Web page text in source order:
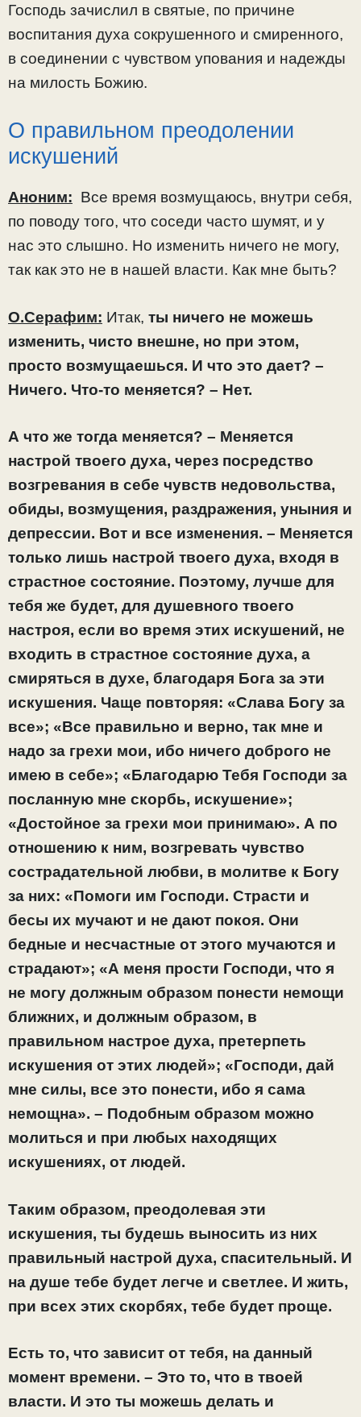
Господь зачислил в святые, по причине
воспитания духа сокрушенного и смиренного,
в соединении с чувством упования и надежды
на милость Божию.
О правильном преодолении
искушений
Аноним: Все время возмущаюсь, внутри себя,
по поводу того, что соседи часто шумят, и у
нас это слышно. Но изменить ничего не могу,
так как это не в нашей власти. Как мне быть?
О.Серафим: Итак, ты ничего не можешь
изменить, чисто внешне, но при этом,
просто возмущаешься. И что это дает? –
Ничего. Что-то меняется? – Нет.
А что же тогда меняется? – Меняется
настрой твоего духа, через посредство
возгревания в себе чувств недовольства,
обиды, возмущения, раздражения, уныния и
депрессии. Вот и все изменения. – Меняется
только лишь настрой твоего духа, входя в
страстное состояние. Поэтому, лучше для
тебя же будет, для душевного твоего
настроя, если во время этих искушений, не
входить в страстное состояние духа, а
смиряться в духе, благодаря Бога за эти
искушения. Чаще повторяя: «Слава Богу за
все»; «Все правильно и верно, так мне и
надо за грехи мои, ибо ничего доброго не
имею в себе»; «Благодарю Тебя Господи за
посланную мне скорбь, искушение»;
«Достойное за грехи мои принимаю». А по
отношению к ним, возгревать чувство
сострадательной любви, в молитве к Богу
за них: «Помоги им Господи. Страсти и
бесы их мучают и не дают покоя. Они
бедные и несчастные от этого мучаются и
страдают»; «А меня прости Господи, что я
не могу должным образом понести немощи
ближних, и должным образом, в
правильном настрое духа, претерпеть
искушения от этих людей»; «Господи, дай
мне силы, все это понести, ибо я сама
немощна». – Подобным образом можно
молиться и при любых находящих
искушениях, от людей.
Таким образом, преодолевая эти
искушения, ты будешь выносить из них
правильный настрой духа, спасительный. И
на душе тебе будет легче и светлее. И жить,
при всех этих скорбях, тебе будет проще.
Есть то, что зависит от тебя, на данный
момент времени. – Это то, что в твоей
власти. И это ты можешь делать и